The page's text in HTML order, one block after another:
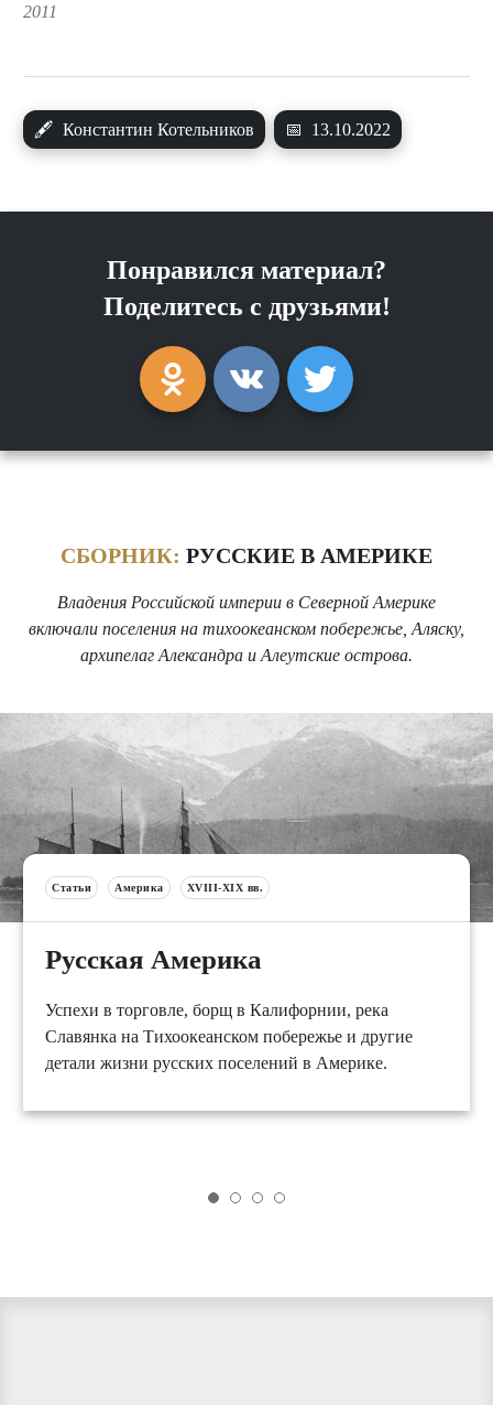
🖋 Константин Котельников 📅 13.10.2022
2011
Понравился материал?
Поделитесь с друзьями!
СБОРНИК: РУССКИЕ В АМЕРИКЕ
Владения Российской империи в Северной Америке
включали поселения на тихоокеанском побережье, Аляску,
архипелаг Александра и Алеутские острова.
Статьи Америка XVIII-XIX вв.
Русская Америка
Успехи в торговле, борщ в Калифорнии, река
Славянка на Тихоокеанском побережье и другие
детали жизни русских поселений в Америке.